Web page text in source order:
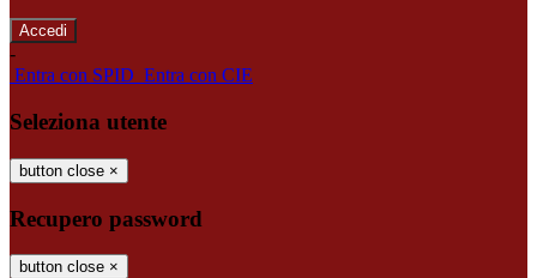
-
Entra con SPID Entra con CIE
Seleziona utente
button close ×
Recupero password
button close ×